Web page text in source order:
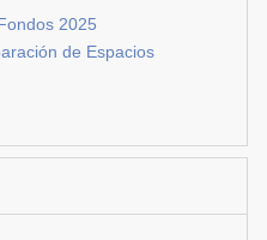
2025
de Espacios